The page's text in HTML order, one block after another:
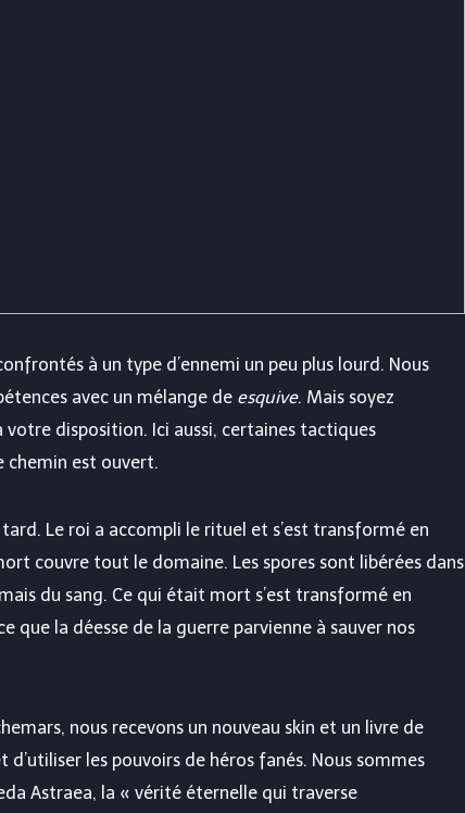
à un type d’ennemi un peu plus lourd. Nous
avec un mélange de esquive. Mais soyez
votre disposition. Ici aussi, certaines tactiques
chemin est ouvert.
Le roi a accompli le rituel et s’est transformé en
couvre tout le domaine. Les spores sont libérées dans
du sang. Ce qui était mort s’est transformé en
que la déesse de la guerre parvienne à sauver nos
nous recevons un nouveau skin et un livre de
d’utiliser les pouvoirs de héros fanés. Nous sommes
Astraea, la « vérité éternelle qui traverse